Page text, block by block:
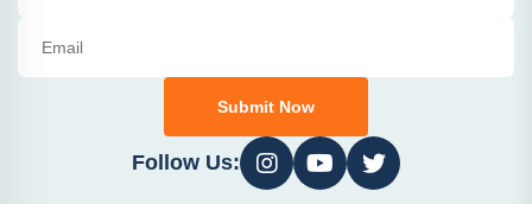
Submit Now
Follow Us: